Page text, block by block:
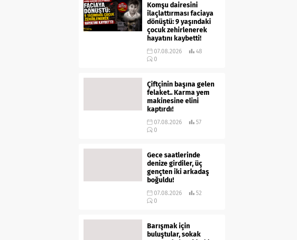
Komşu dairesini
ilaçlattırması faciaya
dönüştü: 9 yaşındaki
çocuk zehirlenerek
hayatını kaybetti!
07.08.2026
48
0
Çiftçinin başına gelen
felaket.. Karma yem
makinesine elini
kaptırdı!
07.08.2026
57
0
Gece saatlerinde
denize girdiler, üç
gençten iki arkadaş
boğuldu!
07.08.2026
52
0
Barışmak için
buluştular, sokak